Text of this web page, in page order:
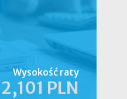
Wysokość raty
2,101 PLN